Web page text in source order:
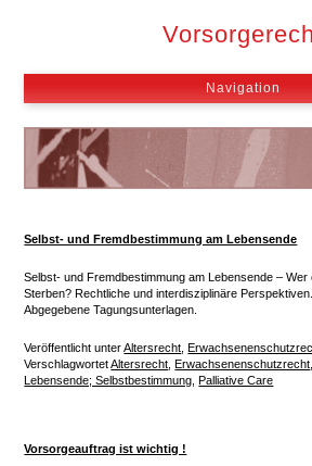
Navigation
Selbst- und Fremdbestimmung am Lebensende
Selbst- und Fremdbestimmung am Lebensende –
Sterben? Rechtliche und interdisziplinäre
Abgegebene Tagungsunterlagen.
Veröffentlicht unterAltersrecht
VerschlagwortetAltersrecht Erwachsenenschutzrecht
Lebensende; Selbstbestimmung
Palliative Care
Vorsorgeauftrag ist wichtig !